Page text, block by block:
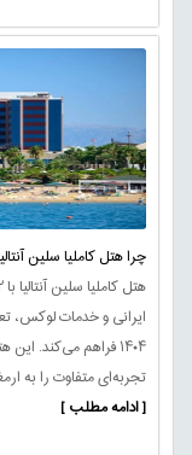
چرا هتل کاملیا سلین
ایرانی و خدمات لوکس،
۱۴۰۴ فراهم می‌کند.
تجربه‌ای متفاوت را به
[ ادامه مطلب ]